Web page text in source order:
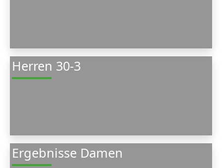
Herren 30-3
Ergebnisse Damen